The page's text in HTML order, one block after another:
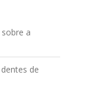
a
de